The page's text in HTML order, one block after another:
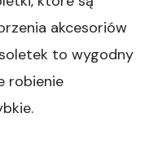
akcesoriów
to wygodny
robienie